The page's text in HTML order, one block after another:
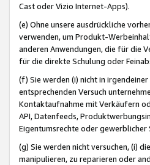
Cast oder Vizio Internet-Apps).
(e) Ohne unsere ausdrückliche
verwenden, um Produkt-
anderen Anwendungen, die für die
für die direkte Schulung oder
(f) Sie werden (i) nicht in
entsprechenden Versuch
Kontaktaufnahme mit Verkäufern
API, Datenfeeds,
Eigentumsrechte oder
(g) Sie werden nicht versuchen, (i)
manipulieren, zu reparieren oder